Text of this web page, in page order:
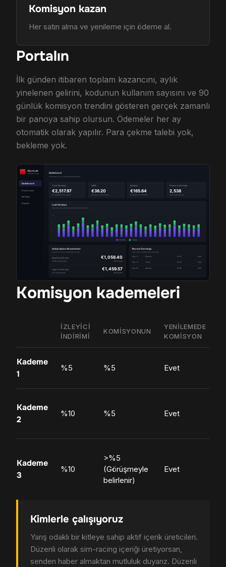
Komisyon kazan
Her satın alma ve yenileme için ödeme al.
Portalın
İlk günden itibaren toplam kazancını, aylık
yinelenen gelirini, kodunun kullanım sayısını ve 90
günlük komisyon trendini gösteren gerçek zamanlı
bir panoya sahip olursun. Ödemeler her ay
otomatik olarak yapılır. Para çekme talebi yok,
bekleme yok.
Komisyon kademeleri
İZLEYICI
INDIRIMI
KOMISYONUN
YENILEMEDE
KOMISYON
Kademe
1
%5 %5 Evet
Kademe
2
%10 %5 Evet
Kademe
3
%10
>%5
(Görüşmeyle
belirlenir)
Evet
Kimlerle çalışıyoruz
Yarış odaklı bir kitleye sahip aktif içerik üreticileri.
Düzenli olarak sim-racing içeriği üretiyorsan,
senden haber almaktan mutluluk duyarız. Düzenli